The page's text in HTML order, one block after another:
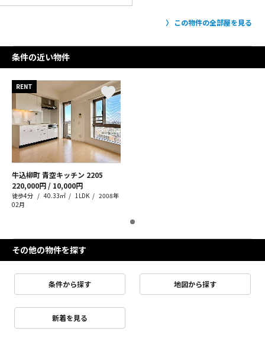
この物件の全部屋を見る
条件の近い物件
RENT
牛込柳町 青空キッチン 2205
220,000円 / 10,000円
徒歩4分 40.33㎡ 1LDK
2008年
02月
その他の物件を探す
条件から探す 地図から探す
新着を見る